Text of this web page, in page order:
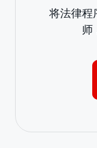
将法律程
师